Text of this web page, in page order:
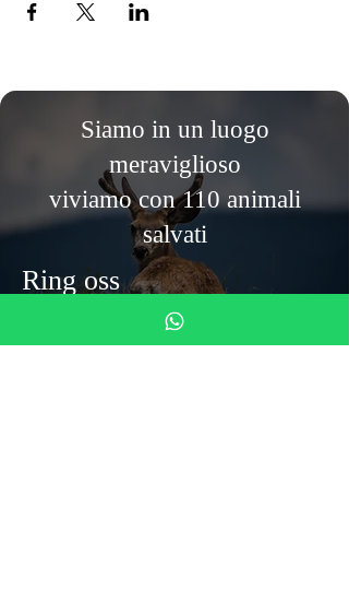
Siamo in un luogo
meraviglioso
viviamo con 110 animali
salvati
Ring oss
055-0106425(även
WhatsApp)